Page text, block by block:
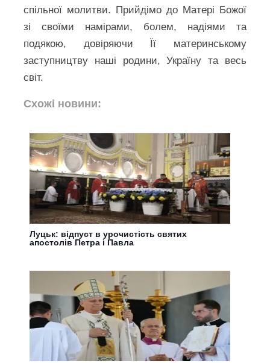
спільної молитви. Прийдімо до Матері Божої
зі своїми намірами, болем, надіями та
подякою, довіряючи Її материнському
заступництву наші родини, Україну та весь
світ.
Схожі новини:
Луцьк: відпуст в урочистість святих
апостолів Петра і Павла